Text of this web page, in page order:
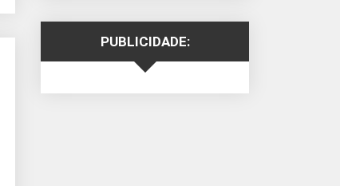
PUBLICIDADE: